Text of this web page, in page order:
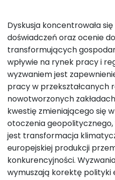
Dyskusja koncentrowała
doświadczeń oraz ocenie
transformujących
wpływie na rynek pracy i
wyzwaniem jest
pracy w przekształcanych
nowotworzonych
kwestię zmieniającego się
otoczenia
jest transformacja
europejskiej produkcji
konkurencyjności.
wymuszają korektę polityki